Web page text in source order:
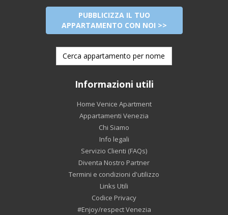
PUBBLICIZZA IL TUO
APPARTAMENTO CON NOI >>
Informazioni utili
Home Venice Apartment
Appartamenti Venezia
Chi Siamo
Info legali
Servizio Clienti (FAQs)
Diventa Nostro Partner
Termini e condizioni d'utilizzo
Links Utili
Codice Privacy
#Enjoy/respect Venezia